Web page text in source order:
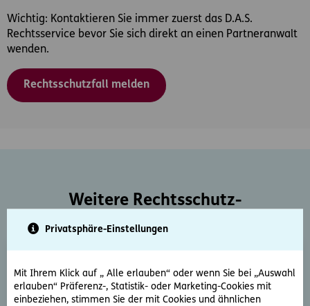
Privatsphäre-Einstellungen
Mit Ihrem Klick auf „ Alle erlauben“ oder wenn Sie bei „Auswahl
erlauben“ Präferenz-, Statistik- oder Marketing-Cookies mit
einbeziehen, stimmen Sie der mit Cookies und ähnlichen
Wichtig: Kontaktieren Sie immer zuerst das D.A.S.
Rechtsservice bevor Sie sich direkt an einen Partneranwalt
wenden.
Rechtsschutzfall melden
Weitere Rechtsschutz-
Serviceleistungen